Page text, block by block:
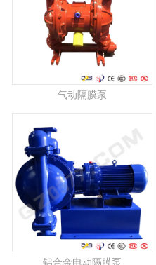
气动隔膜泵
铝合金电动隔膜泵